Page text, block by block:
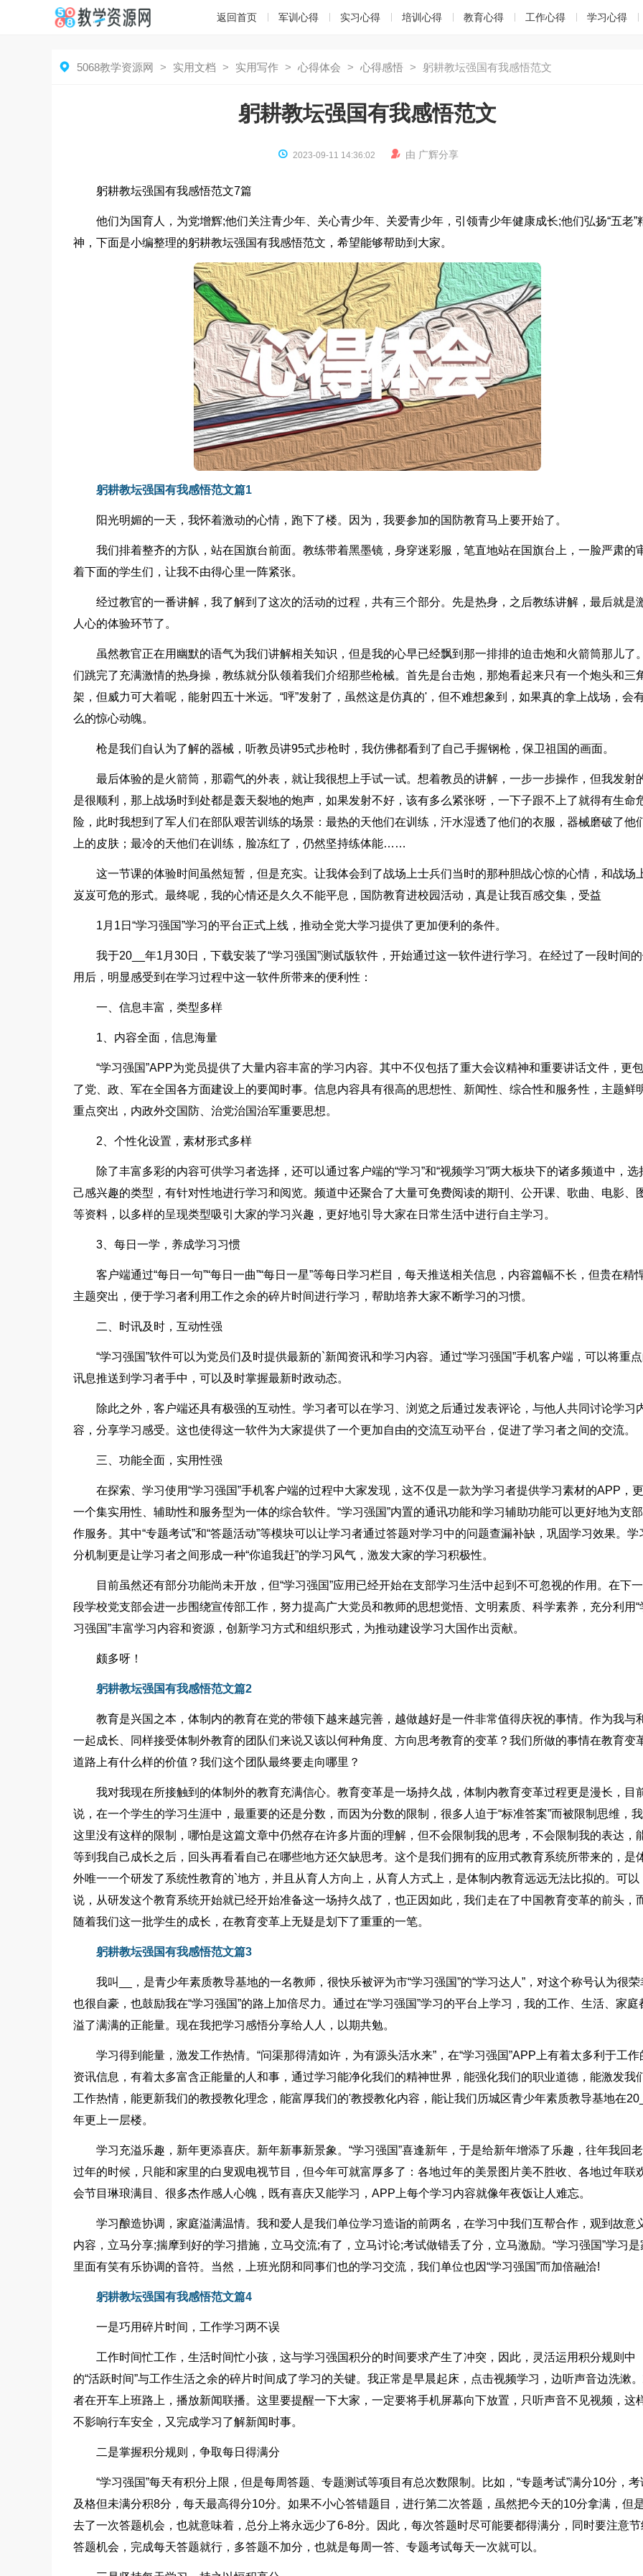
返回首页 军训心得 实习心得 培训心得 教育心得 工作心得 学习心得
 5068教学资源网 > 实用文档 > 实用写作 > 心得体会 > 心得感悟 > 躬耕教坛强国有我感悟范文
躬耕教坛强国有我感悟范文
 2023-09-11 14:36:02  由 广辉分享
躬耕教坛强国有我感悟范文7篇
他们为国育人，为党增辉;他们关注青少年、关心青少年、关爱青少年，引领青少年健康成长;他们弘扬“五老”
神，下面是小编整理的躬耕教坛强国有我感悟范文，希望能够帮助到大家。
躬耕教坛强国有我感悟范文篇1
阳光明媚的一天，我怀着激动的心情，跑下了楼。因为，我要参加的国防教育马上要开始了。
我们排着整齐的方队，站在国旗台前面。教练带着黑墨镜，身穿迷彩服，笔直地站在国旗台上，一脸严肃的
着下面的学生们，让我不由得心里一阵紧张。
经过教官的一番讲解，我了解到了这次的活动的过程，共有三个部分。先是热身，之后教练讲解，最后就是
人心的体验环节了。
虽然教官正在用幽默的语气为我们讲解相关知识，但是我的心早已经飘到那一排排的迫击炮和火箭筒那儿了
们跳完了充满激情的热身操，教练就分队领着我们介绍那些枪械。首先是台击炮，那炮看起来只有一个炮头和三
架，但威力可大着呢，能射四五十米远。“呯”发射了，虽然这是仿真的'，但不难想象到，如果真的拿上战场，会
么的惊心动魄。
枪是我们自认为了解的器械，听教员讲95式步枪时，我仿佛都看到了自己手握钢枪，保卫祖国的画面。
最后体验的是火箭筒，那霸气的外表，就让我很想上手试一试。想着教员的讲解，一步一步操作，但我发射
是很顺利，那上战场时到处都是轰天裂地的炮声，如果发射不好，该有多么紧张呀，一下子跟不上了就得有生命
险，此时我想到了军人们在部队艰苦训练的场景：最热的天他们在训练，汗水湿透了他们的衣服，器械磨破了他
上的皮肤；最冷的天他们在训练，脸冻红了，仍然坚持练体能……
这一节课的体验时间虽然短暂，但是充实。让我体会到了战场上士兵们当时的那种胆战心惊的心情，和战场
岌岌可危的形式。最终呢，我的心情还是久久不能平息，国防教育进校园活动，真是让我百感交集，受益
1月1日“学习强国”学习的平台正式上线，推动全党大学习提供了更加便利的条件。
我于20__年1月30日，下载安装了“学习强国”测试版软件，开始通过这一软件进行学习。在经过了一段时间
用后，明显感受到在学习过程中这一软件所带来的便利性：
一、信息丰富，类型多样
1、内容全面，信息海量
“学习强国”APP为党员提供了大量内容丰富的学习内容。其中不仅包括了重大会议精神和重要讲话文件，更
了党、政、军在全国各方面建设上的要闻时事。信息内容具有很高的思想性、新闻性、综合性和服务性，主题鲜
重点突出，内政外交国防、治党治国治军重要思想。
2、个性化设置，素材形式多样
除了丰富多彩的内容可供学习者选择，还可以通过客户端的“学习”和“视频学习”两大板块下的诸多频道中，选
己感兴趣的类型，有针对性地进行学习和阅览。频道中还聚合了大量可免费阅读的期刊、公开课、歌曲、电影、
等资料，以多样的呈现类型吸引大家的学习兴趣，更好地引导大家在日常生活中进行自主学习。
3、每日一学，养成学习习惯
客户端通过“每日一句”“每日一曲”“每日一星”等每日学习栏目，每天推送相关信息，内容篇幅不长，但贵在精
主题突出，便于学习者利用工作之余的碎片时间进行学习，帮助培养大家不断学习的习惯。
二、时讯及时，互动性强
“学习强国”软件可以为党员们及时提供最新的`新闻资讯和学习内容。通过“学习强国”手机客户端，可以将重
讯息推送到学习者手中，可以及时掌握最新时政动态。
除此之外，客户端还具有极强的互动性。学习者可以在学习、浏览之后通过发表评论，与他人共同讨论学习
容，分享学习感受。这也使得这一软件为大家提供了一个更加自由的交流互动平台，促进了学习者之间的交流。
三、功能全面，实用性强
在探索、学习使用“学习强国”手机客户端的过程中大家发现，这不仅是一款为学习者提供学习素材的APP，
一个集实用性、辅助性和服务型为一体的综合软件。“学习强国”内置的通讯功能和学习辅助功能可以更好地为支
作服务。其中“专题考试”和“答题活动”等模块可以让学习者通过答题对学习中的问题查漏补缺，巩固学习效果。学
分机制更是让学习者之间形成一种“你追我赶”的学习风气，激发大家的学习积极性。
目前虽然还有部分功能尚未开放，但“学习强国”应用已经开始在支部学习生活中起到不可忽视的作用。在下
段学校党支部会进一步围绕宣传部工作，努力提高广大党员和教师的思想觉悟、文明素质、科学素养，充分利用“
习强国”丰富学习内容和资源，创新学习方式和组织形式，为推动建设学习大国作出贡献。
颇多呀！
躬耕教坛强国有我感悟范文篇2
教育是兴国之本，体制内的教育在党的带领下越来越完善，越做越好是一件非常值得庆祝的事情。作为我与
一起成长、同样接受体制外教育的团队们来说又该以何种角度、方向思考教育的变革？我们所做的事情在教育变
道路上有什么样的价值？我们这个团队最终要走向哪里？
我对我现在所接触到的体制外的教育充满信心。教育变革是一场持久战，体制内教育变革过程更是漫长，目
说，在一个学生的学习生涯中，最重要的还是分数，而因为分数的限制，很多人迫于“标准答案”而被限制思维，
这里没有这样的限制，哪怕是这篇文章中仍然存在许多片面的理解，但不会限制我的思考，不会限制我的表达，
等到我自己成长之后，回头再看看自己在哪些地方还欠缺思考。这个是我们拥有的应用式教育系统所带来的，是
外唯一一个研发了系统性教育的`地方，并且从育人方向上，从育人方式上，是体制内教育远远无法比拟的。可以
说，从研发这个教育系统开始就已经开始准备这一场持久战了，也正因如此，我们走在了中国教育变革的前头，
随着我们这一批学生的成长，在教育变革上无疑是划下了重重的一笔。
躬耕教坛强国有我感悟范文篇3
我叫__，是青少年素质教导基地的一名教师，很快乐被评为市“学习强国”的“学习达人”，对这个称号认为很荣
也很自豪，也鼓励我在“学习强国”的路上加倍尽力。通过在“学习强国”学习的平台上学习，我的工作、生活、家庭
溢了满满的正能量。现在我把学习感悟分享给人人，以期共勉。
学习得到能量，激发工作热情。“问渠那得清如许，为有源头活水来”，在“学习强国”APP上有着太多利于工作
资讯信息，有着太多富含正能量的人和事，通过学习能净化我们的精神世界，能强化我们的职业道德，能激发我
工作热情，能更新我们的教授教化理念，能富厚我们的'教授教化内容，能让我们历城区青少年素质教导基地在
年更上一层楼。
学习充溢乐趣，新年更添喜庆。新年新事新景象。“学习强国”喜逢新年，于是给新年增添了乐趣，往年我回
过年的时候，只能和家里的白叟观电视节目，但今年可就富厚多了：各地过年的美景图片美不胜收、各地过年联
会节目琳琅满目、很多杰作感人心魄，既有喜庆又能学习，APP上每个学习内容就像年夜饭让人难忘。
学习酿造协调，家庭溢满温情。我和爱人是我们单位学习造诣的前两名，在学习中我们互帮合作，观到故意
内容，立马分享;揣摩到好的学习措施，立马交流;有了，立马讨论;考试做错丢了分，立马激励。“学习强国”学习是
里面有笑有乐协调的音符。当然，上班光阴和同事们也的学习交流，我们单位也因“学习强国”而加倍融洽!
躬耕教坛强国有我感悟范文篇4
一是巧用碎片时间，工作学习两不误
工作时间忙工作，生活时间忙小孩，这与学习强国积分的时间要求产生了冲突，因此，灵活运用积分规则中
的“活跃时间”与工作生活之余的碎片时间成了学习的关键。我正常是早晨起床，点击视频学习，边听声音边洗漱
者在开车上班路上，播放新闻联播。这里要提醒一下大家，一定要将手机屏幕向下放置，只听声音不见视频，这
不影响行车安全，又完成学习了解新闻时事。
二是掌握积分规则，争取每日得满分
“学习强国”每天有积分上限，但是每周答题、专题测试等项目有总次数限制。比如，“专题考试”满分10分，考
及格但未满分积8分，每天最高得分10分。如果不小心答错题目，进行第二次答题，虽然把今天的10分拿满，但
去了一次答题机会，也就意味着，总分上将永远少了6-8分。因此，每次答题时尽可能要都得满分，同时要注意节
答题机会，完成每天答题就行，多答题不加分，也就是每周一答、专题考试每天一次就可以。